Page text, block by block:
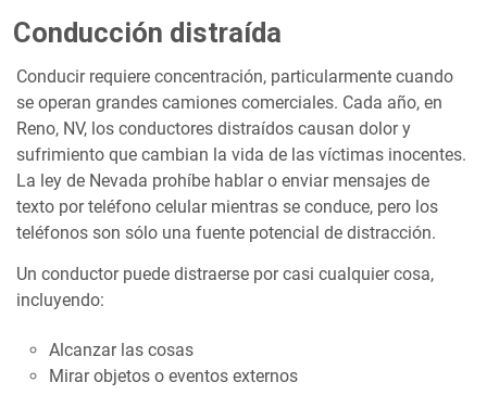
Conducción distraída
Conducir requiere concentración, particularmente cuando
se operan grandes camiones comerciales. Cada año, en
Reno, NV, los conductores distraídos causan dolor y
sufrimiento que cambian la vida de las víctimas inocentes.
La ley de Nevada prohíbe hablar o enviar mensajes de
texto por teléfono celular mientras se conduce, pero los
teléfonos son sólo una fuente potencial de distracción.
Un conductor puede distraerse por casi cualquier cosa,
incluyendo:
Alcanzar las cosas
Mirar objetos o eventos externos